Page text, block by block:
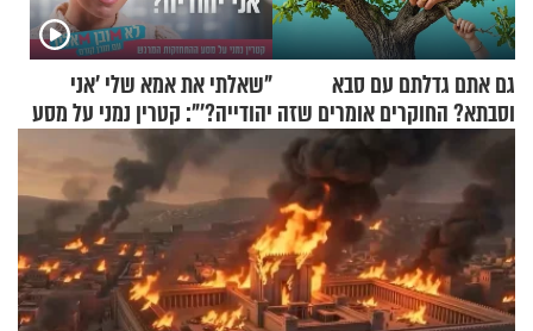
גם אתם גדלתם עם סבא
וסבתא? החוקרים אומרים שזה
מתכון מנצח
"שאלתי את אמא שלי 'אני
יהודייה?'": קטרין נמני על מסע
ההתחזקות המרגש